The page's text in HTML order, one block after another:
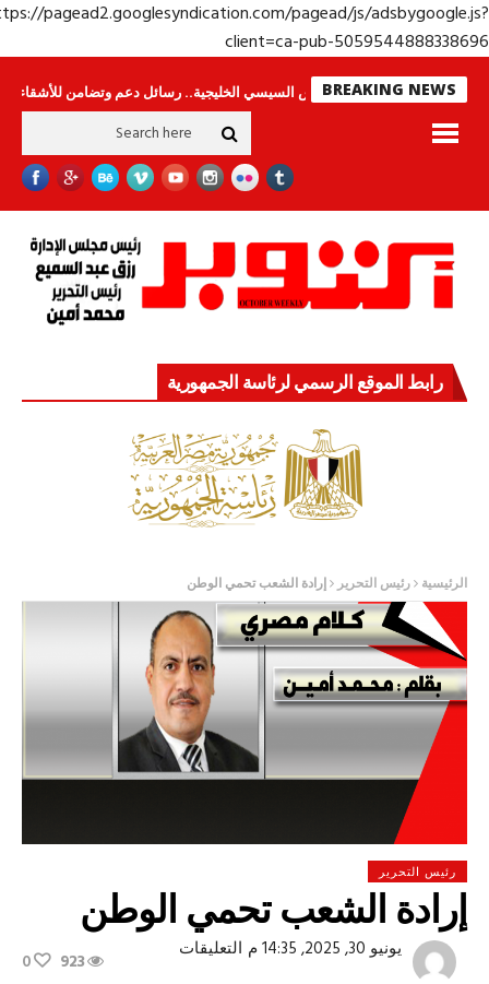
https://pagead2.googlesyndication.com/pagead/js/
client=ca-pub-
BREAKING NEWS
جولة الرئيس السيسي الخليجية.. رسائل دعم وتضامن للأشقاء جهاز
رابط الموقع الرسمي لرئاسة الجمهورية
الرئيسية رئيس التحرير إرادة الشعب تحمي الوطن
رئيس التحرير
إرادة الشعب تحمي الوطن
يونيو 30, 2025, 14:35 م التعليقاتعلى
923
0